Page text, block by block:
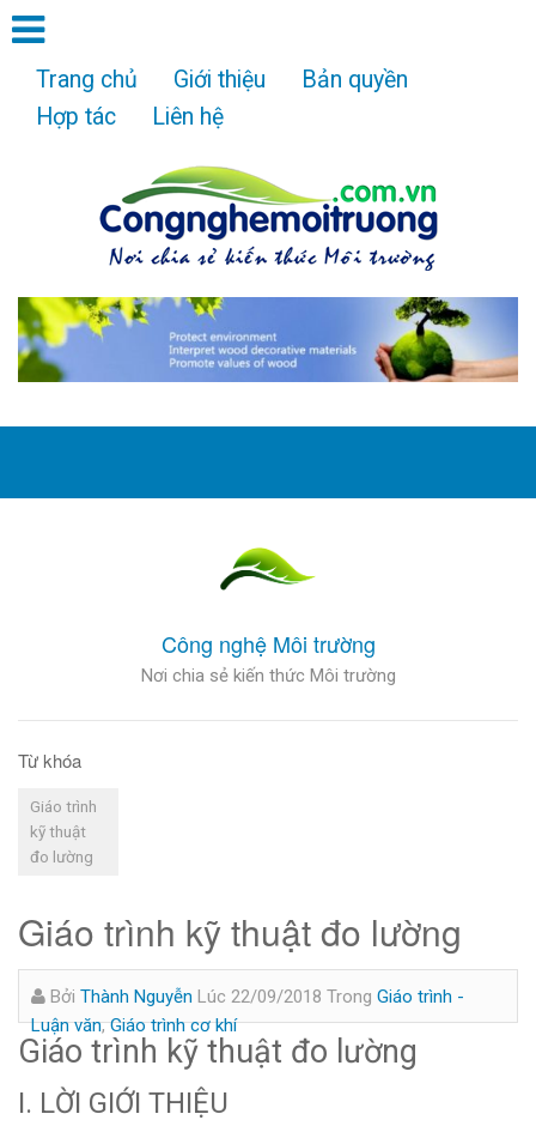
Trang chủ Giới thiệu
Bản quyền
Hợp tác
Liên hệ
Công nghệ Môi trường
Nơi chia sẻ kiến thức Môi trường
Từ khóa
Giáo trình
kỹ thuật
đo lường
Giáo trình kỹ thuật đo lường
Bởi Thành Nguyễn Lúc 22/09/2018 Trong Giáo trình -
Luận văn,Giáo trình cơ khí
Giáo trình kỹ thuật đo lường
I. LỜI GIỚI THIỆU